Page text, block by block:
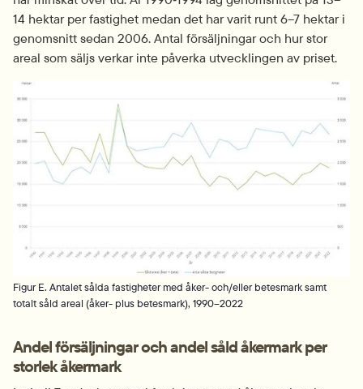
14 hektar per fastighet medan det har varit runt 6–7 hektar i
genomsnitt sedan 2006. Antal försäljningar och hur stor
areal som säljs verkar inte påverka utvecklingen av priset.
Figur E. Antalet sålda fastigheter med åker- och/eller betesmark samt
totalt såld areal (åker- plus betesmark), 1990–2022
Andel försäljningar och andel såld åkermark per
storlek åkermark